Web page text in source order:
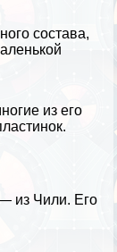
состава,
из его
из Чили. Его